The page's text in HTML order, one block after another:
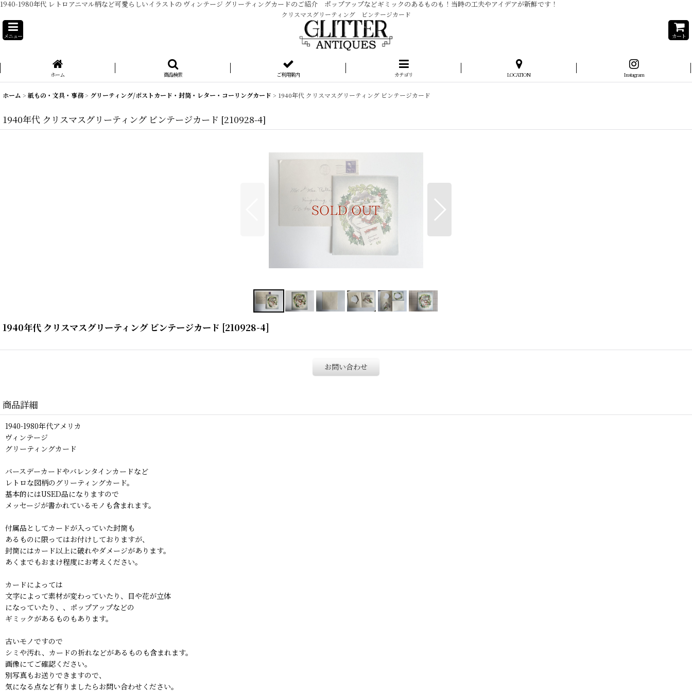
1940-1980年代 レトロアニマル柄など可愛らしいイラストの ヴィンテージ グリーティングカードのご紹介 ポップアップなどギミックのあるものも！当時の工夫やアイデアが新鮮です！
クリスマスグリーティング ビンテージカード
メニュー カート
ホーム 商品検索 ご利用案内 カテゴリ LOCATION Instagram
ホーム > 紙もの・文具・事務> グリーティング/ポストカード・封筒・レター・コーリングカード > 1940年代 クリスマスグリーティング ビンテージカード
1940年代 クリスマスグリーティング ビンテージカード [210928-4]
1940年代 クリスマスグリーティング ビンテージカード [210928-4]
お問い合わせ
商品詳細
1940-1980年代アメリカ
ヴィンテージ
グリーティングカード
バースデーカードやバレンタインカードなど
レトロな図柄のグリーティングカード。
基本的にはUSED品になりますので
メッセージが書かれているモノも含まれます。
付属品としてカードが入っていた封筒も
あるものに限ってはお付けしておりますが、
封筒にはカード以上に破れやダメージがあります。
あくまでもおまけ程度にお考えください。
カードによっては
文字によって素材が変わっていたり、目や花が立体
になっていたり、、ポップアップなどの
ギミックがあるものもあります。
古いモノですので
シミや汚れ、カードの折れなどがあるものも含まれます。
画像にてご確認ください。
別写真もお送りできますので、
気になる点など有りましたらお問い合わせください。